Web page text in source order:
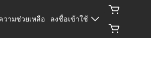
วามช่วยเหลือ ลงชื่อเข้าใช้